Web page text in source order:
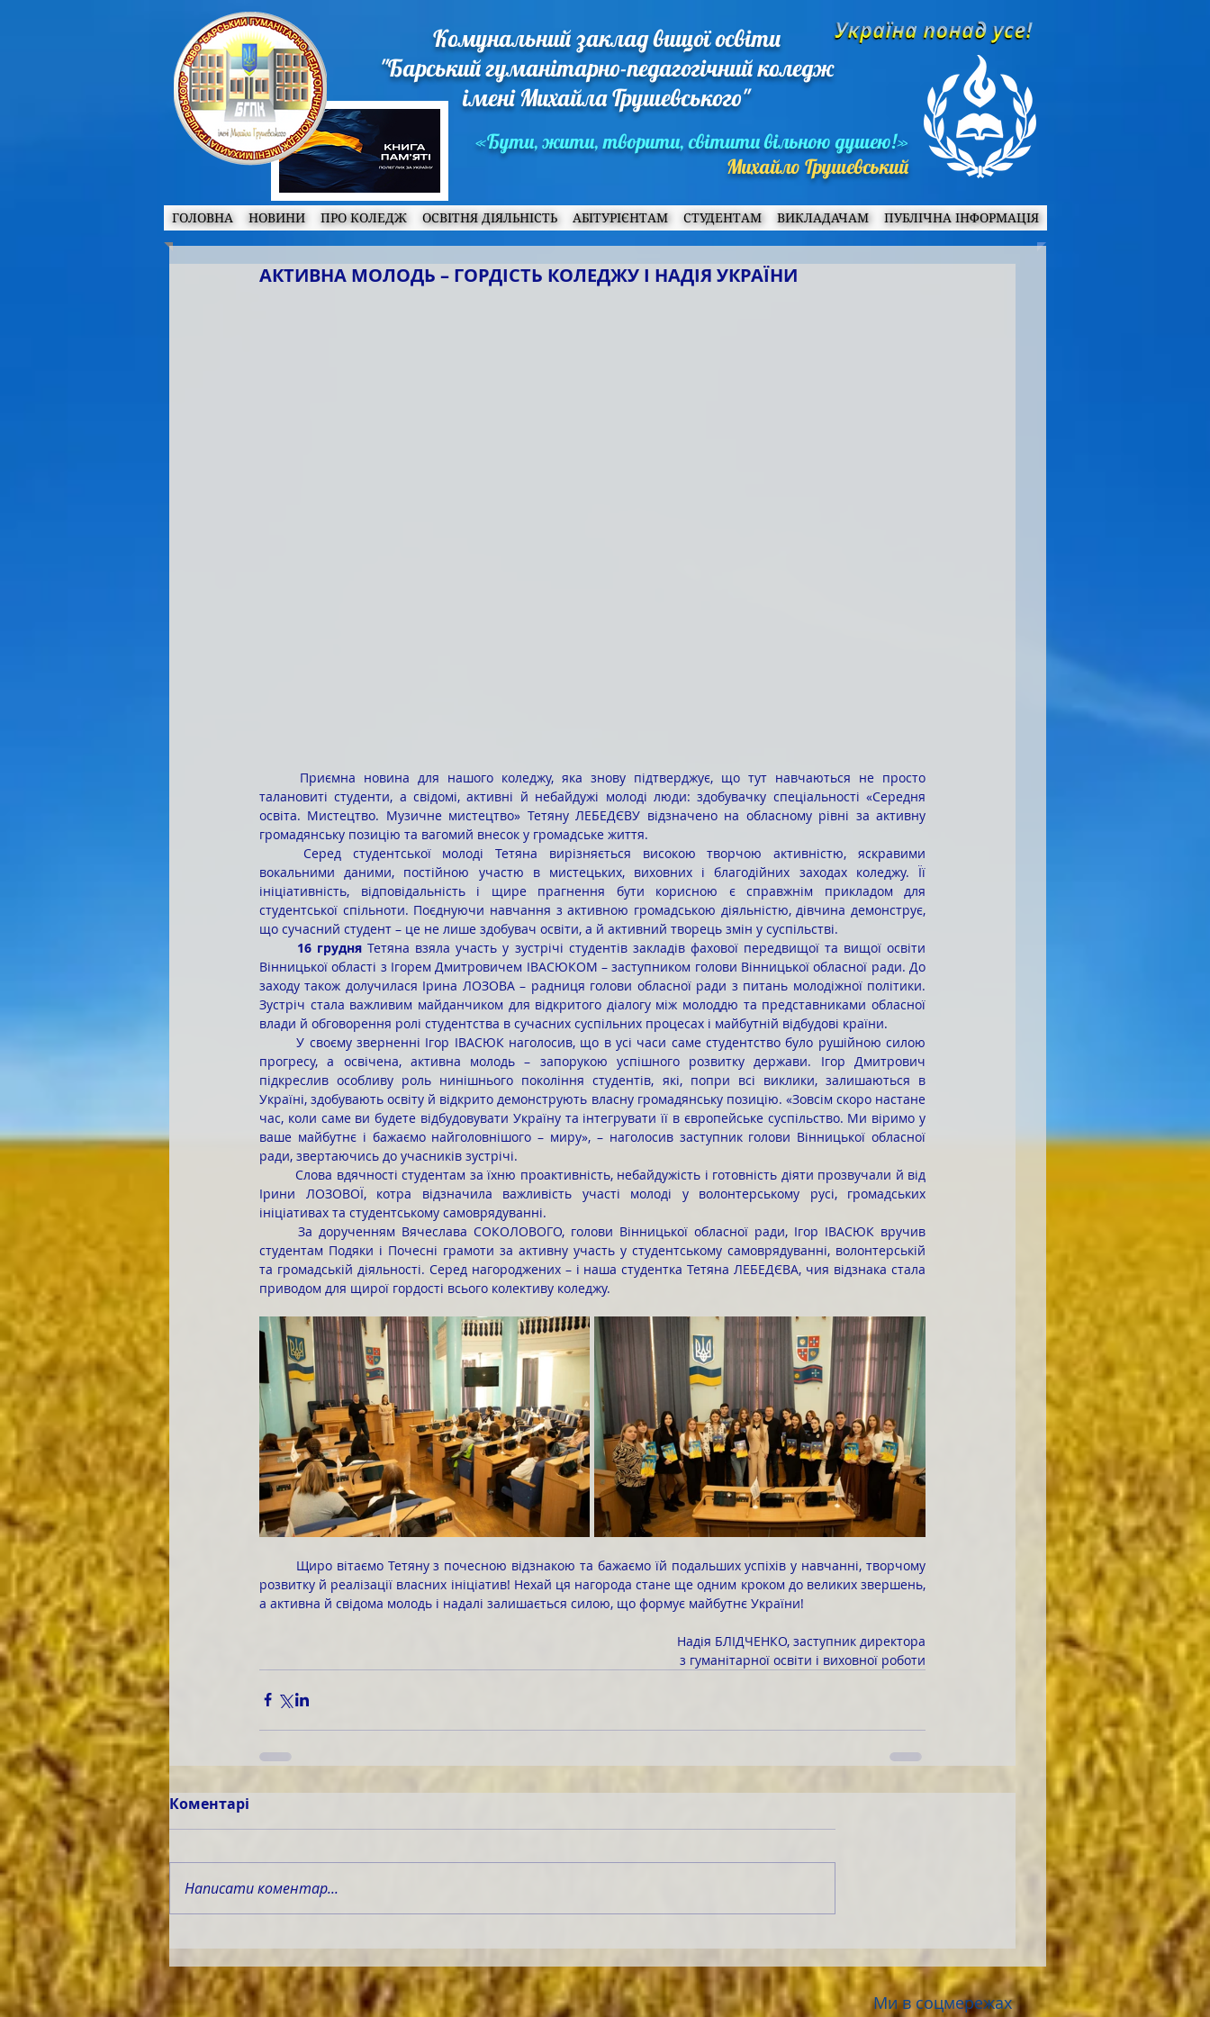
Комунальний заклад вищої освіти
"Барський гуманітарно-педагогічний коледж
імені Михайла Грушевського"
«Бути, жити, творити, світити вільною душею!»
Михайло Грушевський
ГОЛОВНА НОВИНИ ПРО КОЛЕДЖ ОСВІТНЯ ДІЯЛЬНІСТЬ АБІТУРІЄНТАМ СТУДЕНТАМ ВИКЛАДАЧАМ ПУБЛІЧНА ІНФОРМАЦІЯ
АКТИВНА МОЛОДЬ – ГОРДІСТЬ КОЛЕДЖУ І НАДІЯ УКРАЇНИ
талановиті студенти, а свідомі, активні й небайдужі молоді люди: здобувачку спеціальності «Середня
освіта. Мистецтво. Музичне мистецтво» Тетяну ЛЕБЕДЄВУ відзначено на обласному рівні за активну
громадянську позицію та вагомий внесок у громадське життя.
вокальними даними, постійною участю в мистецьких, виховних і благодійних заходах коледжу. Її
ініціативність, відповідальність і щире прагнення бути корисною є справжнім прикладом для
студентської спільноти. Поєднуючи навчання з активною громадською діяльністю, дівчина демонструє,
що сучасний студент – це не лише здобувач освіти, а й активний творець змін у суспільстві.
	16 грудня
Тетяна взяла участь у зустрічі студентів закладів фахової передвищої та вищої освіти
Вінницької області з Ігорем Дмитровичем ІВАСЮКОМ – заступником голови Вінницької обласної ради. До
заходу також долучилася Ірина ЛОЗОВА – радниця голови обласної ради з питань молодіжної політики.
Зустріч стала важливим майданчиком для відкритого діалогу між молоддю та представниками обласної
влади й обговорення ролі студентства в сучасних суспільних процесах і майбутній відбудові країни.
	У своєму зверненні Ігор ІВАСЮК наголосив, що в усі часи саме студентство було рушійною силою
прогресу, а освічена, активна молодь – запорукою успішного розвитку держави. Ігор Дмитрович
підкреслив особливу роль нинішнього покоління студентів, які, попри всі виклики, залишаються в
Україні, здобувають освіту й відкрито демонструють власну громадянську позицію. «Зовсім скоро настане
час, коли саме ви будете відбудовувати Україну та інтегрувати її в європейське суспільство. Ми віримо у
ваше майбутнє і бажаємо найголовнішого – миру», – наголосив заступник голови Вінницької обласної
ради, звертаючись до учасників зустрічі.
Ірини ЛОЗОВОЇ, котра відзначила важливість участі молоді у волонтерському русі, громадських
ініціативах та студентському самоврядуванні.
студентам Подяки і Почесні грамоти за активну участь у студентському самоврядуванні, волонтерській
та громадській діяльності. Серед нагороджених – і наша студентка Тетяна ЛЕБЕДЄВА, чия відзнака стала
приводом для щирої гордості всього колективу коледжу.
розвитку й реалізації власних ініціатив! Нехай ця нагорода стане ще одним кроком до великих звершень,
а активна й свідома молодь і надалі залишається силою, що формує майбутнє України!
Надія БЛІДЧЕНКО, заступник директора
з гуманітарної освіти і виховної роботи
Коментарі
Написати коментар...
Ми в соцмережах